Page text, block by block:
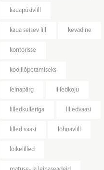
kauapüsivlill
kaua seisev lill kevadine
kontorisse
koolilõpetamiseks
leinapärg lilledkoju
lilledkulleriga lilledvaasi
lilled vaasi lõhnavlill
lõikelilled